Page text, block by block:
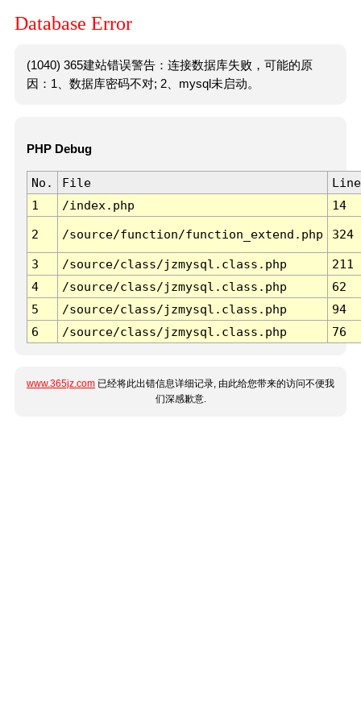
Database Error
(1040) 365建站错误警告：连接数据库失败，可能的原
因：1、数据库密码不对; 2、mysql未启动。
PHP Debug
No. File
Line
1
/index.php 14
2 /source/function/function_extend.php 324
3 /source/class/jzmysql.class.php
211
4
/source/class/jzmysql.class.php
62
5
/source/class/jzmysql.class.php
94
6
/source/class/jzmysql.class.php 76
www.365jz.com 已经将此出错信息详细记录, 由此给您带来的访问不便我
们深感歉意.